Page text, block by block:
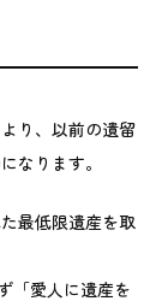
り、以前の遺留
なります。
最低限遺産を取
「愛人に遺産を